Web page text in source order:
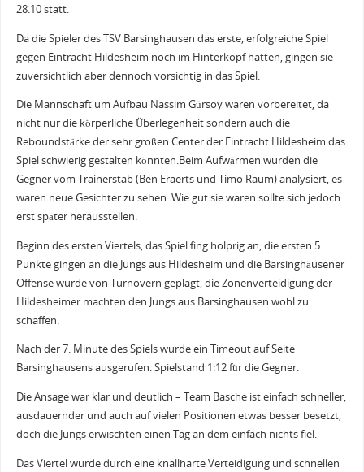
28.10 statt.
Da die Spieler des TSV Barsinghausen das erste, erfolgreiche Spiel
gegen Eintracht Hildesheim noch im Hinterkopf hatten, gingen sie
zuversichtlich aber dennoch vorsichtig in das Spiel.
Die Mannschaft um Aufbau Nassim Gürsoy waren vorbereitet, da
nicht nur die körperliche Überlegenheit sondern auch die
Reboundstärke der sehr großen Center der Eintracht Hildesheim das
Spiel schwierig gestalten könnten.Beim Aufwärmen wurden die
Gegner vom Trainerstab (Ben Eraerts und Timo Raum) analysiert, es
waren neue Gesichter zu sehen. Wie gut sie waren sollte sich jedoch
erst später herausstellen.
Beginn des ersten Viertels, das Spiel fing holprig an, die ersten 5
Punkte gingen an die Jungs aus Hildesheim und die Barsinghäusener
Offense wurde von Turnovern geplagt, die Zonenverteidigung der
Hildesheimer machten den Jungs aus Barsinghausen wohl zu
schaffen.
Nach der 7. Minute des Spiels wurde ein Timeout auf Seite
Barsinghausens ausgerufen. Spielstand 1:12 für die Gegner.
Die Ansage war klar und deutlich – Team Basche ist einfach schneller,
ausdauernder und auch auf vielen Positionen etwas besser besetzt,
doch die Jungs erwischten einen Tag an dem einfach nichts fiel.
Das Viertel wurde durch eine knallharte Verteidigung und schnellen